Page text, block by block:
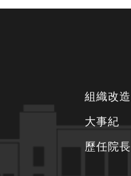
組織改造
大事紀
歷任院長